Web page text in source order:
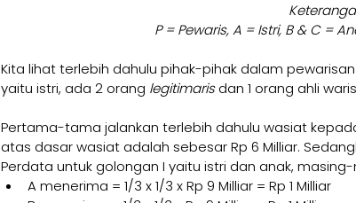
P = Pewaris, A = Istri, B & C =
Kita lihat terlebih dahulu pihak-pihak dalam
yaitu istri, ada 2 orang legitimaris dan 1 orang ahli
Pertama-tama jalankan terlebih dahulu wasiat
atas dasar wasiat adalah sebesar Rp 6 Milliar.
Perdata untuk golongan I yaitu istri dan anak,
A menerima = 1/3 x 1/3 x Rp 9 Milliar = Rp 1 Milliar